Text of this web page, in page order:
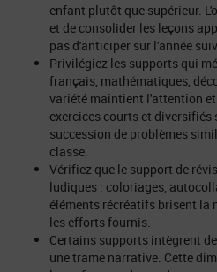
enfant plutôt que supérieur.
et de consolider les leçons
pas d'anticiper sur l'année
Privilégiez les supports qui
français, mathématiques,
variété maintient l'attention
exercices courts et
succession de problèmes
classe.
Vérifiez que le support de
ludiques : coloriages,
éléments récréatifs brisent la
les efforts fournis.
Certains supports intègrent
une trame narrative. Cette